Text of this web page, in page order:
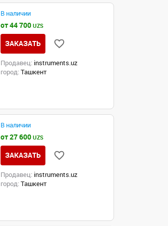
В наличии
от 44 700UZS
ЗАКАЗАТЬ
Продавец: instruments.uz
город: Ташкент
В наличии
от 27 600UZS
ЗАКАЗАТЬ
Продавец: instruments.uz
город: Ташкент